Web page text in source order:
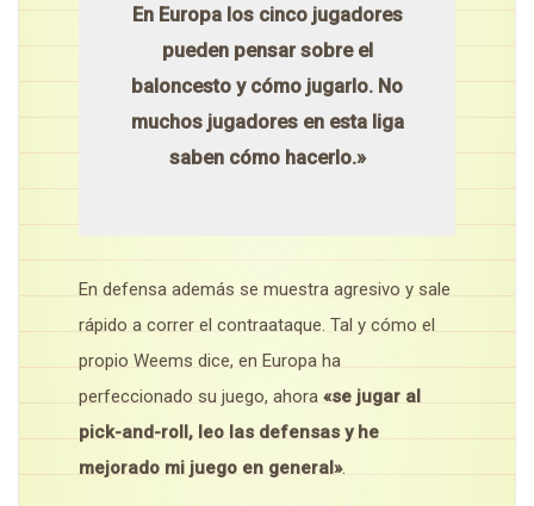
En Europa los cinco jugadores
pueden pensar sobre el
baloncesto y cómo jugarlo. No
muchos jugadores en esta liga
saben cómo hacerlo.»
En defensa además se muestra agresivo y sale
rápido a correr el contraataque. Tal y cómo el
propio Weems dice, en Europa ha
perfeccionado su juego, ahora «se jugar al
pick-and-roll, leo las defensas y he
mejorado mi juego en general».